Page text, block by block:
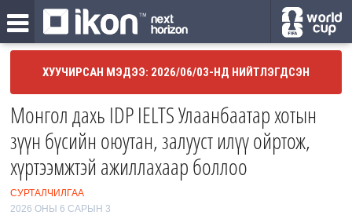
ХУУЧИРСАН МЭДЭЭ: 2026/06/03-НД НИЙТЛЭГДСЭН
Монгол дахь IDP IELTS Улаанбаатар хотын
зүүн бүсийн оюутан, залууст илүү ойртож,
хүртээмжтэй ажиллахаар боллоо
СУРТАЛЧИЛГАА
2026 ОНЫ 6 САРЫН 3